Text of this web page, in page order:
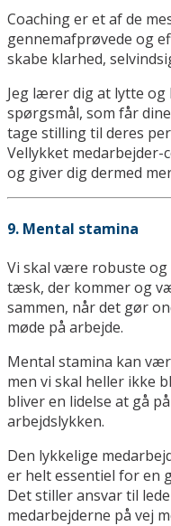
Coaching er et af de
gennemafprøvede og
skabe klarhed,
Jeg lærer dig at lytte
spørgsmål, som får
tage stilling til deres
Vellykket
og giver dig dermed
9. Mental stamina
Vi skal være robuste og
tæsk, der kommer og
sammen, når det gør
møde på arbejde.
Mental stamina kan
men vi skal heller ikke
bliver en lidelse at gå
arbejdslykken.
Den lykkelige
er helt essentiel for en
Det stiller ansvar til
medarbejderne på vej